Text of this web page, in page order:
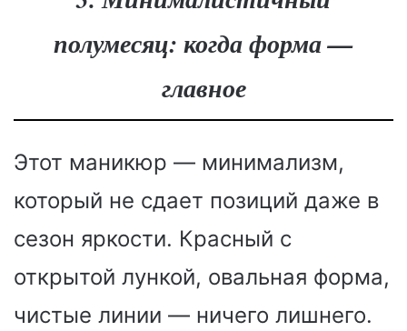
полумесяц: когда форма —
главное
Этот маникюр — минимализм,
который не сдает позиций даже в
сезон яркости. Красный с
открытой лункой, овальная форма,
чистые линии — ничего лишнего.